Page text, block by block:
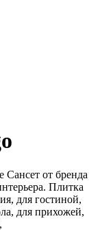
Сансет от бренда
Плитка
для гостиной,
для прихожей,